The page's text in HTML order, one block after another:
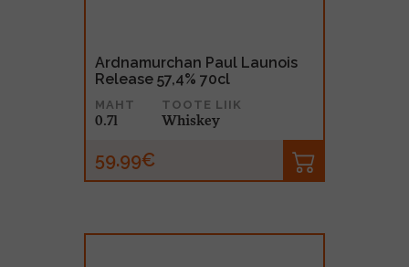
Ardnamurchan Paul Launois
Release 57,4% 70cl
MAHT
0.7l
TOOTE LIIK
Whiskey
59.99€